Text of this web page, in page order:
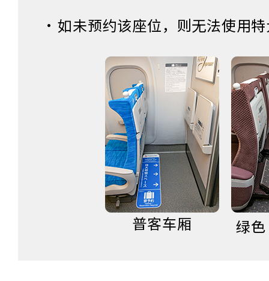
如未预约该座位，则无法使用
普客车厢 绿色